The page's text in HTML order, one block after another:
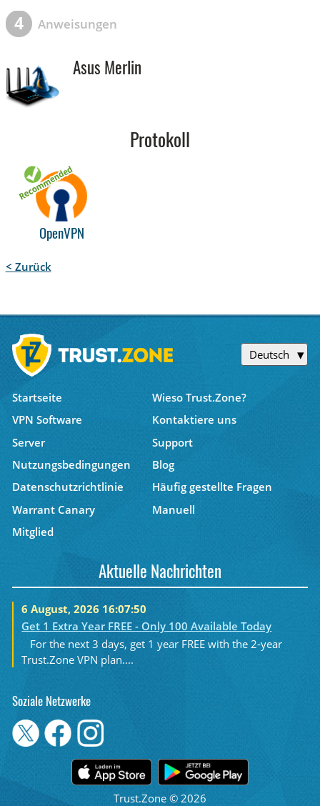
4 Anweisungen
Asus Merlin
Protokoll
OpenVPN
< Zurück
Deutsch
Startseite
Wieso Trust.Zone?
VPN Software
Kontaktiere uns
Server
Support
Nutzungsbedingungen
Blog
Datenschutzrichtlinie
Häufig gestellte Fragen
Warrant Canary
Manuell
Mitglied
Aktuelle Nachrichten
6 August, 2026 16:07:50
Get 1 Extra Year FREE - Only 100 Available Today
For the next 3 days, get 1 year FREE with the 2-year
Trust.Zone VPN plan....
Soziale Netzwerke
Trust.Zone © 2026